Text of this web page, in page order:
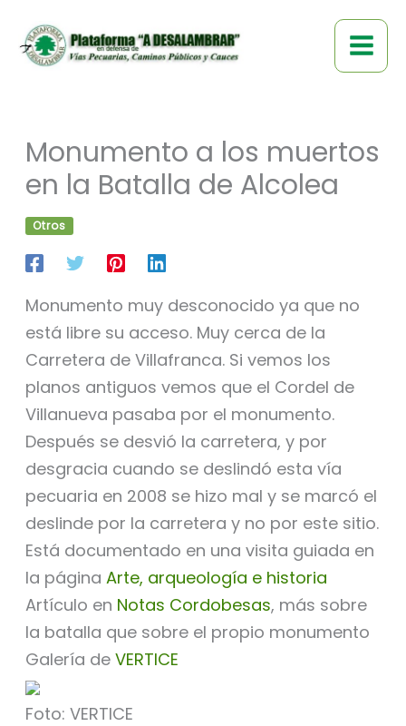
contenido
Monumento a los muertos
en la Batalla de Alcolea
Otros
Monumento muy desconocido ya que no
está libre su acceso. Muy cerca de la
Carretera de Villafranca. Si vemos los
planos antiguos vemos que el Cordel de
Villanueva pasaba por el monumento.
Después se desvió la carretera, y por
desgracia cuando se deslindó esta vía
pecuaria en 2008 se hizo mal y se marcó el
deslinde por la carretera y no por este sitio.
Está documentado en una visita guiada en
la página Arte, arqueología e historia
Artículo en Notas Cordobesas, más sobre
la batalla que sobre el propio monumento
Galería de VERTICE
Foto: VERTICE